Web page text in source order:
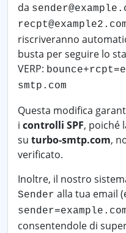
da
riscriveranno
busta per seguire lo
VERP:
smtp.com
Questa modifica
i controlli SPF, poiché
su turbo-smtp.com,
verificato.
Inoltre, il nostro
Sender alla tua email
consentendole di